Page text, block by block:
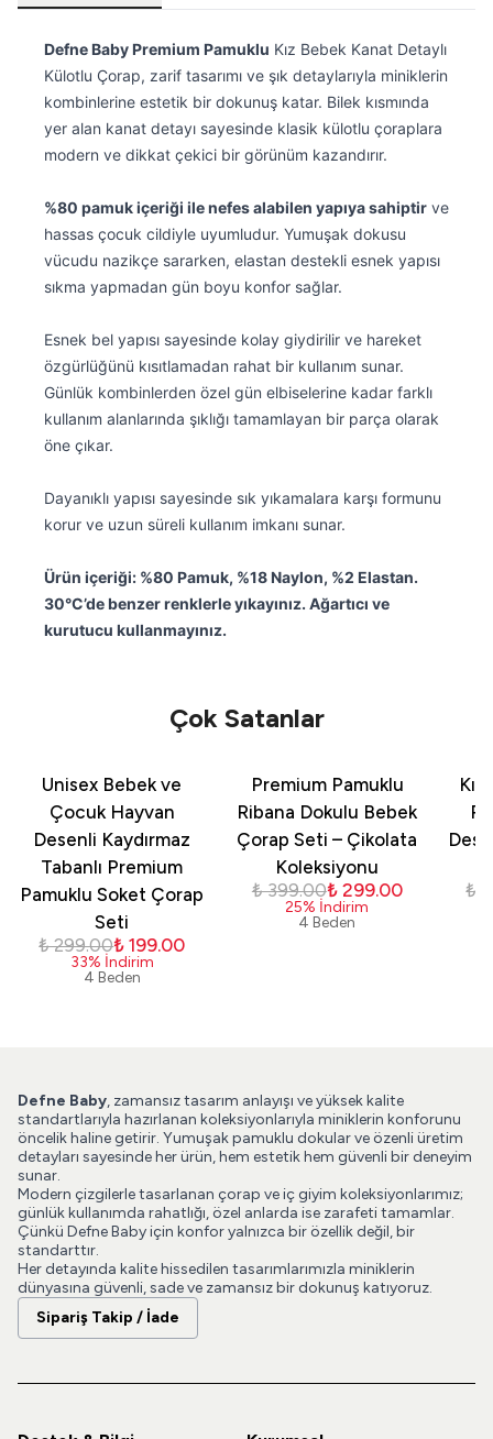
Defne Baby Premium Pamuklu Kız Bebek Kanat Detaylı
Külotlu Çorap, zarif tasarımı ve şık detaylarıyla miniklerin
kombinlerine estetik bir dokunuş katar. Bilek kısmında
yer alan kanat detayı sayesinde klasik külotlu çoraplara
modern ve dikkat çekici bir görünüm kazandırır.
%80 pamuk içeriği ile nefes alabilen yapıya sahiptir ve
hassas çocuk cildiyle uyumludur. Yumuşak dokusu
vücudu nazikçe sararken, elastan destekli esnek yapısı
sıkma yapmadan gün boyu konfor sağlar.
Esnek bel yapısı sayesinde kolay giydirilir ve hareket
özgürlüğünü kısıtlamadan rahat bir kullanım sunar.
Günlük kombinlerden özel gün elbiselerine kadar farklı
kullanım alanlarında şıklığı tamamlayan bir parça olarak
öne çıkar.
Dayanıklı yapısı sayesinde sık yıkamalara karşı formunu
korur ve uzun süreli kullanım imkanı sunar.
Ürün içeriği: %80 Pamuk, %18 Naylon, %2 Elastan.
30°C’de benzer renklerle yıkayınız. Ağartıcı ve
kurutucu kullanmayınız.
Çok Satanlar
Unisex Bebek ve
Çocuk Hayvan
Desenli Kaydırmaz
Tabanlı Premium
Pamuklu Soket Çorap
Seti
₺ 299.00₺ 199.00
33% İndirim
4 Beden
Premium Pamuklu
Ribana Dokulu Bebek
Çorap Seti – Çikolata
Koleksiyonu
₺ 399.00₺ 299.00
25% İndirim
4 Beden
₺
Defne Baby, zamansız tasarım anlayışı ve yüksek kalite
standartlarıyla hazırlanan koleksiyonlarıyla miniklerin konforunu
öncelik haline getirir. Yumuşak pamuklu dokular ve özenli üretim
detayları sayesinde her ürün, hem estetik hem güvenli bir deneyim
sunar.
Modern çizgilerle tasarlanan çorap ve iç giyim koleksiyonlarımız;
günlük kullanımda rahatlığı, özel anlarda ise zarafeti tamamlar.
Çünkü Defne Baby için konfor yalnızca bir özellik değil, bir
standarttır.
Her detayında kalite hissedilen tasarımlarımızla miniklerin
dünyasına güvenli, sade ve zamansız bir dokunuş katıyoruz.
Sipariş Takip / İade